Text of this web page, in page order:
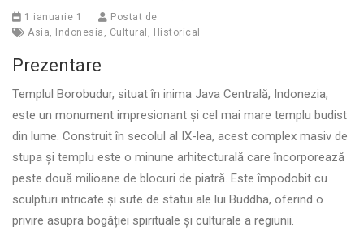
1 ianuarie 1
Postat de
Asia, Indonesia , Cultural , Historical
Prezentare
Templul Borobudur, situat în inima Java Centrală, Indonezia,
este un monument impresionant și cel mai mare templu budist
din lume. Construit în secolul al IX-lea, acest complex masiv de
stupa și templu este o minune arhitecturală care încorporează
peste două milioane de blocuri de piatră. Este împodobit cu
sculpturi intricate și sute de statui ale lui Buddha, oferind o
privire asupra bogăției spirituale și culturale a regiunii.